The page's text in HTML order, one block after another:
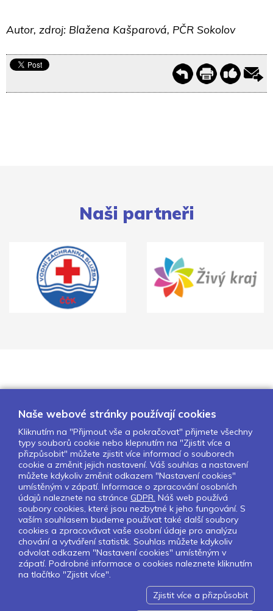
Autor, zdroj: Blažena Kašparová, PČR Sokolov
Naši partneři
O nás Naše projekty
Pro školy
Partneři
Kontakty
GDPR
Nastavení cookies
Sledujte nás:
Pokud chcete dostávat pravidelný
Newsletter klikněte
Smartware s.r.o. Redakční systém MultiCMS
Naše webové stránky používají cookies
Kliknutím na "Přijmout vše a pokračovat" přijmete všechny
typy souborů cookie nebo klepnutím na "Zjistit více a
přizpůsobit" můžete zjistit více informací o souborech
cookie a změnit jejich nastavení. Váš souhlas a nastavení
můžete kdykoliv změnit odkazem "Nastavení cookies"
umístěným v zápatí. Informace o zpracování osobních
údajů naleznete na stránce GDPR. Náš web používá
soubory cookies, které jsou nezbytné k jeho fungování. S
vaším souhlasem budeme používat také další soubory
cookies a zpracovávat vaše osobní údaje pro analýzu
chování a vytváření statistik. Souhlas můžete kdykoliv
odvolat odkazem "Nastavení cookies" umístěným v
zápatí. Podrobné informace o cookies naleznete kliknutím
na tlačítko "Zjistit více".
Zjistit více a přizpůsobit